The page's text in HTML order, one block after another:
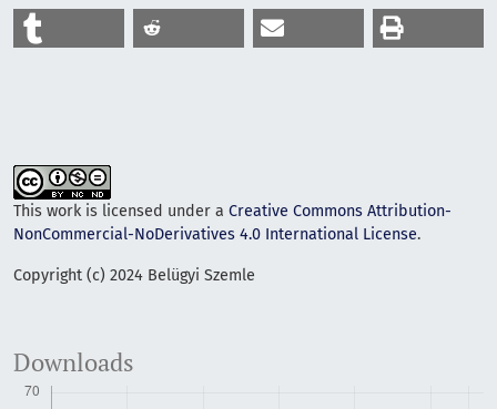
This work is licensed under a Creative Commons Attribution-
NonCommercial-NoDerivatives 4.0 International License.
Copyright (c) 2024 Belügyi Szemle
Downloads